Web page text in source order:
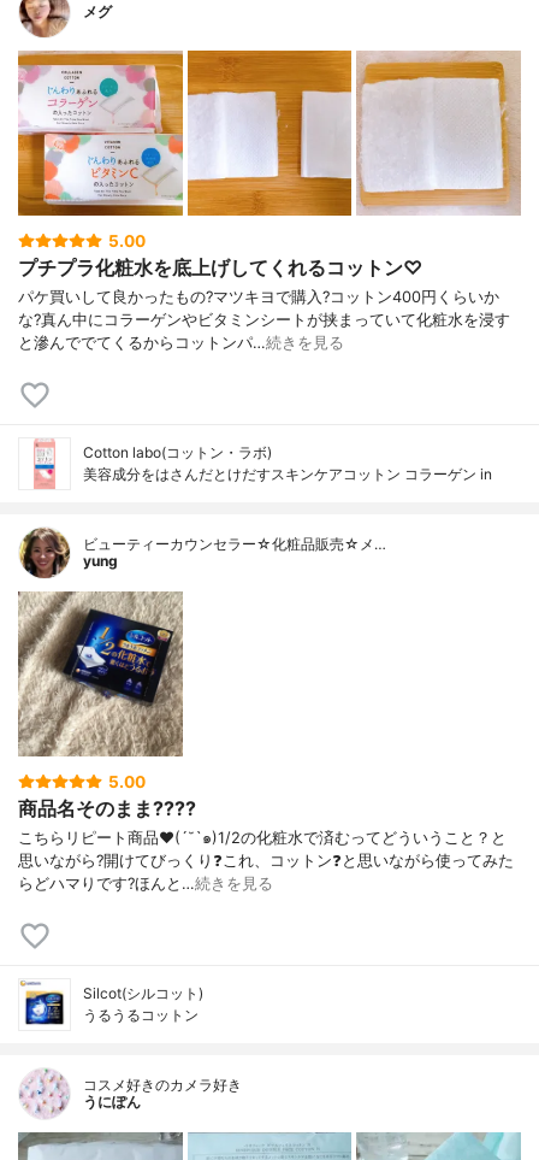
メグ
5.00
プチプラ化粧水を底上げしてくれるコットン♡
パケ買いして良かったもの?マツキヨで購入?コットン400円くらいか
な?真ん中にコラーゲンやビタミンシートが挟まっていて化粧水を浸す
と滲んででてくるからコットンパ…続きを見る
Cotton labo(コットン・ラボ)
美容成分をはさんだとけだすスキンケアコットン コラーゲン in
ビューティーカウンセラー☆化粧品販売☆メ…
yung
5.00
商品名そのまま????
こちらリピート商品♥(´˘`๑)1/2の化粧水で済むってどういうこと？と
思いながら?開けてびっくり❓これ、コットン❓と思いながら使ってみた
らどハマりです?ほんと…続きを見る
Silcot(シルコット)
うるうるコットン
コスメ好きのカメラ好き
うにぽん